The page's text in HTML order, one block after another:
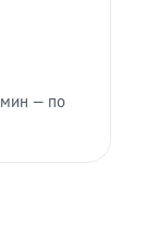
мин — по